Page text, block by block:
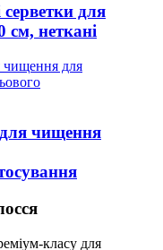
серветки для
см, неткані
чищення